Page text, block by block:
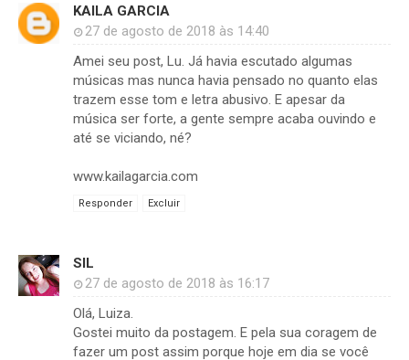
KAILA GARCIA
27 de agosto de 2018 às 14:40
Amei seu post, Lu. Já havia escutado algumas
músicas mas nunca havia pensado no quanto elas
trazem esse tom e letra abusivo. E apesar da
música ser forte, a gente sempre acaba ouvindo e
até se viciando, né?
www.kailagarcia.com
Responder Excluir
SIL
27 de agosto de 2018 às 16:17
Olá, Luiza.
Gostei muito da postagem. E pela sua coragem de
fazer um post assim porque hoje em dia se você